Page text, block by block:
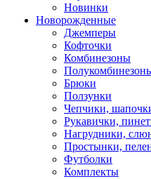
Новинки
Новорожденные
Джемперы
Кофточки
Комбинезоны
Брюки
Ползунки
Чепчики,
Рукавички,
Нагрудники,
Простынки,
Футболки
Комплекты